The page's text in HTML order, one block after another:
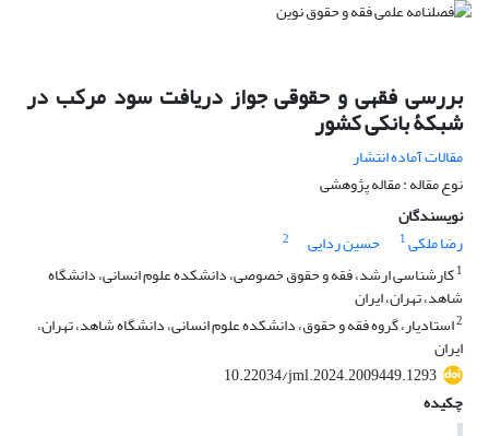
بررسی فقهی و حقوقی جواز دریافت سود مرکب در
شبکۀ بانکی کشور
مقالات آماده انتشار
نوع مقاله : مقاله پژوهشی
نویسندگان
رضا ملکی1 حسین ردایی
2
1کارشناسی ارشد، فقه و حقوق خصوصی، دانشکده علوم انسانی، دانشگاه
شاهد، تهران، ایران
2استادیار، گروه فقه و حقوق، دانشکده علوم انسانی، دانشگاه شاهد، تهران،
ایران
10.22034/jml.2024.2009449.1293
چکیده